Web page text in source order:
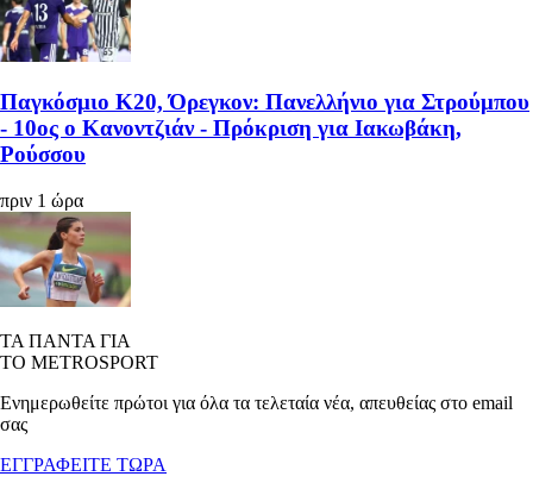
Παγκόσμιο Κ20, Όρεγκον: Πανελλήνιο για Στρούμπου
- 10ος ο Κανοντζιάν - Πρόκριση για Ιακωβάκη,
Ρούσσου
πριν 1 ώρα
ΤΑ ΠΑΝΤΑ ΓΙΑ
ΤΟ METROSPORT
Ενημερωθείτε πρώτοι για όλα τα τελεταία νέα, απευθείας στο email
σας
ΕΓΓΡΑΦΕΙΤΕ ΤΩΡΑ